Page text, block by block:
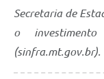
Secretaria de
o
(sinfra.mt.gov.br).